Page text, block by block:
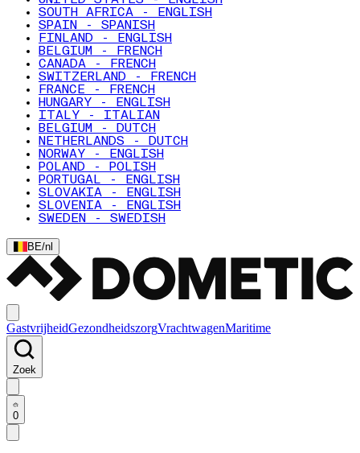
SOUTH AFRICA - ENGLISH
SPAIN - SPANISH
FINLAND - ENGLISH
BELGIUM - FRENCH
CANADA - FRENCH
SWITZERLAND - FRENCH
FRANCE - FRENCH
HUNGARY - ENGLISH
ITALY - ITALIAN
BELGIUM - DUTCH
NETHERLANDS - DUTCH
NORWAY - ENGLISH
POLAND - POLISH
PORTUGAL - ENGLISH
SLOVAKIA - ENGLISH
SLOVENIA - ENGLISH
SWEDEN - SWEDISH
BE/nl
GastvrijheidGezondheidszorgVrachtwagenMaritime
Zoek
0